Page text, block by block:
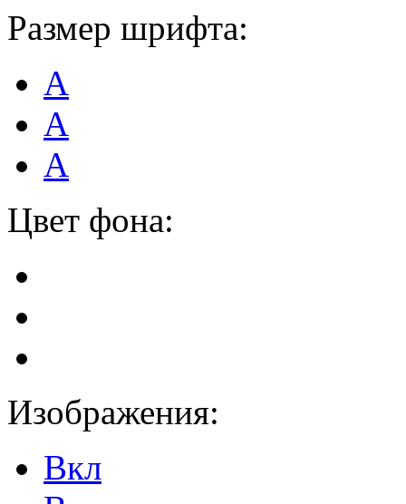
Размер шрифта:
А
А
А
Цвет фона:
Изображения:
Вкл